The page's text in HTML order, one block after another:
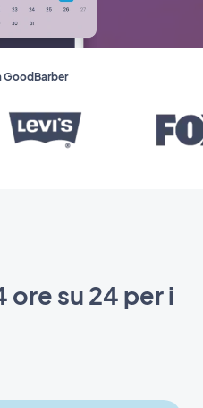
GoodBarber
ore su 24 per i